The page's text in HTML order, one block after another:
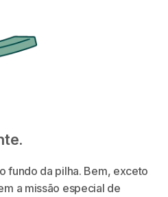
fundo da pilha. Bem, exceto
a missão especial de